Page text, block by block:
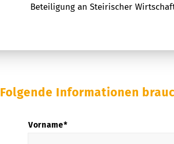
Beteiligung an Steirischer
Folgende Informationen
Vorname*